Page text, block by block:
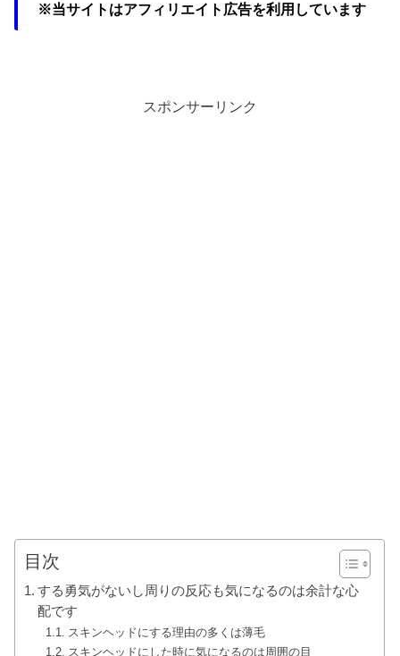
※当サイトはアフィリエイト広告を利用しています
スポンサーリンク
目次
する勇気がないし周りの反応も気になるのは余計な心
配です
スキンヘッドにする理由の多くは薄毛
スキンヘッドにした時に気になるのは周囲の目